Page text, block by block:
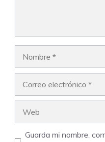
Guarda mi nombre,